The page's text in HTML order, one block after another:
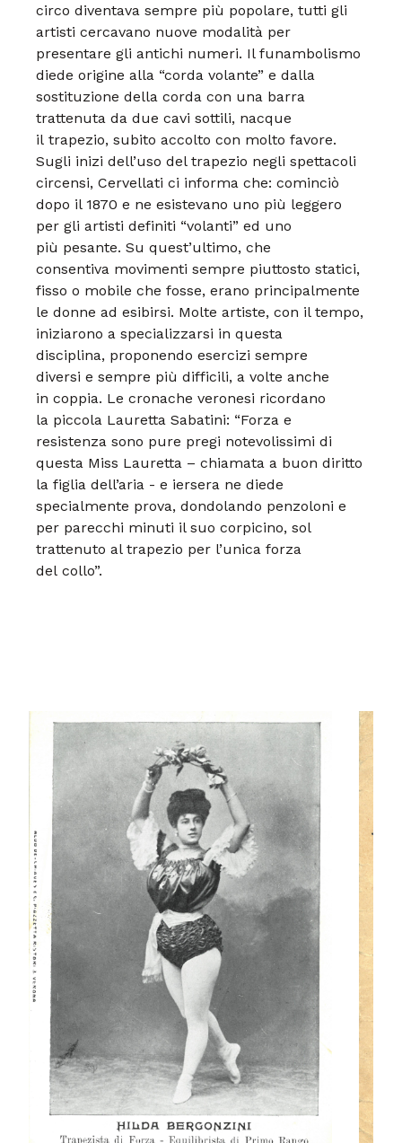
circo diventava sempre più popolare, tutti gli
artisti cercavano nuove modalità per
presentare gli antichi numeri. Il funambolismo
diede origine alla “corda volante” e dalla
sostituzione della corda con una barra
trattenuta da due cavi sottili, nacque
il trapezio, subito accolto con molto favore.
Sugli inizi dell’uso del trapezio negli spettacoli
circensi, Cervellati ci informa che: cominciò
dopo il 1870 e ne esistevano uno più leggero
per gli artisti definiti “volanti” ed uno
più pesante. Su quest’ultimo, che
consentiva movimenti sempre piuttosto statici,
fisso o mobile che fosse, erano principalmente
le donne ad esibirsi. Molte artiste, con il tempo,
iniziarono a specializzarsi in questa
disciplina, proponendo esercizi sempre
diversi e sempre più difficili, a volte anche
in coppia. Le cronache veronesi ricordano
la piccola Lauretta Sabatini: “Forza e
resistenza sono pure pregi notevolissimi di
questa Miss Lauretta – chiamata a buon diritto
la figlia dell’aria - e iersera ne diede
specialmente prova, dondolando penzoloni e
per parecchi minuti il suo corpicino, sol
trattenuto al trapezio per l’unica forza
del collo”.